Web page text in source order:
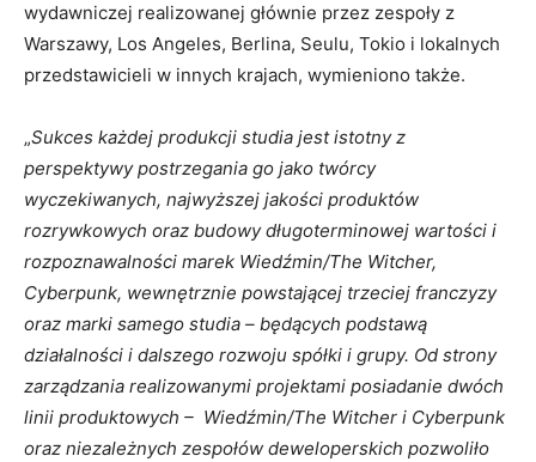
wydawniczej realizowanej głównie przez zespoły z
Warszawy, Los Angeles, Berlina, Seulu, Tokio i lokalnych
przedstawicieli w innych krajach, wymieniono także.
„Sukces każdej produkcji studia jest istotny z
perspektywy postrzegania go jako twórcy
wyczekiwanych, najwyższej jakości produktów
rozrywkowych oraz budowy długoterminowej wartości i
rozpoznawalności marek Wiedźmin/The Witcher,
Cyberpunk, wewnętrznie powstającej trzeciej franczyzy
oraz marki samego studia – będących podstawą
działalności i dalszego rozwoju spółki i grupy. Od strony
zarządzania realizowanymi projektami posiadanie dwóch
linii produktowych – Wiedźmin/The Witcher i Cyberpunk
oraz niezależnych zespołów deweloperskich pozwoliło